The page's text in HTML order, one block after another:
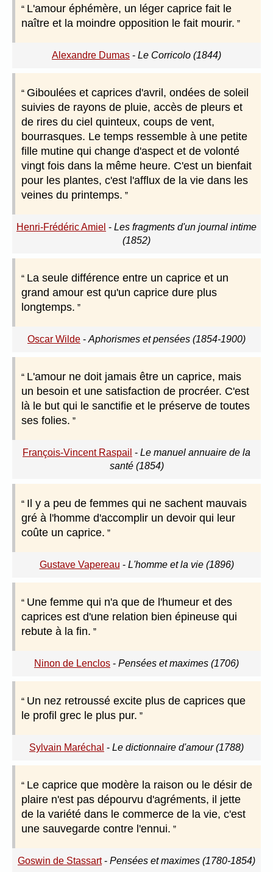
L'amour éphémère, un léger caprice fait le
naître et la moindre opposition le fait mourir.
Alexandre Dumas - Le Corricolo (1844)
Giboulées et caprices d'avril, ondées de soleil
suivies de rayons de pluie, accès de pleurs et
de rires du ciel quinteux, coups de vent,
bourrasques. Le temps ressemble à une petite
fille mutine qui change d'aspect et de volonté
vingt fois dans la même heure. C'est un bienfait
pour les plantes, c'est l'afflux de la vie dans les
veines du printemps.
Henri-Frédéric Amiel - Les fragments d'un journal intime
(1852)
La seule différence entre un caprice et un
grand amour est qu'un caprice dure plus
longtemps.
Oscar Wilde - Aphorismes et pensées (1854-1900)
L'amour ne doit jamais être un caprice, mais
un besoin et une satisfaction de procréer. C'est
là le but qui le sanctifie et le préserve de toutes
ses folies.
François-Vincent Raspail - Le manuel annuaire de la
santé (1854)
Il y a peu de femmes qui ne sachent mauvais
gré à l'homme d'accomplir un devoir qui leur
coûte un caprice.
Gustave Vapereau - L'homme et la vie (1896)
Une femme qui n'a que de l'humeur et des
caprices est d'une relation bien épineuse qui
rebute à la fin.
Ninon de Lenclos - Pensées et maximes (1706)
Un nez retroussé excite plus de caprices que
le profil grec le plus pur.
Sylvain Maréchal - Le dictionnaire d'amour (1788)
Le caprice que modère la raison ou le désir de
plaire n'est pas dépourvu d'agréments, il jette
de la variété dans le commerce de la vie, c'est
une sauvegarde contre l'ennui.
Goswin de Stassart- Pensées et maximes (1780-1854)